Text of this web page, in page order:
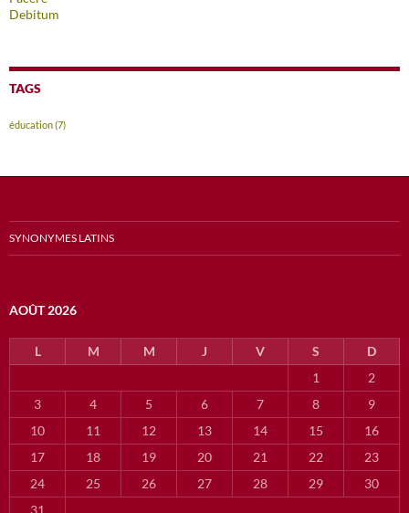
Debitum
TAGS
éducation(7)
SYNONYMES LATINS
AOÛT 2026
L M M J V S
D
1
2
3
4 5 6 7 8
9
10
11 12 13 14 15
16
17
18 19 20 21 22
23
24
25 26 27 28 29
30